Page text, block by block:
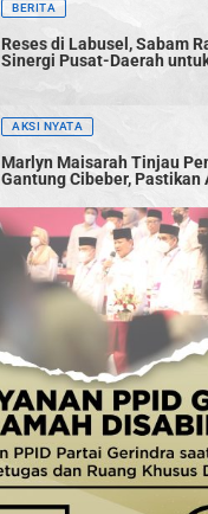
BERITA
Reses di Labusel, Sabam
Sinergi Pusat-Daerah
AKSI NYATA
Marlyn Maisarah Tinjau
Gantung Cibeber, Pastikan